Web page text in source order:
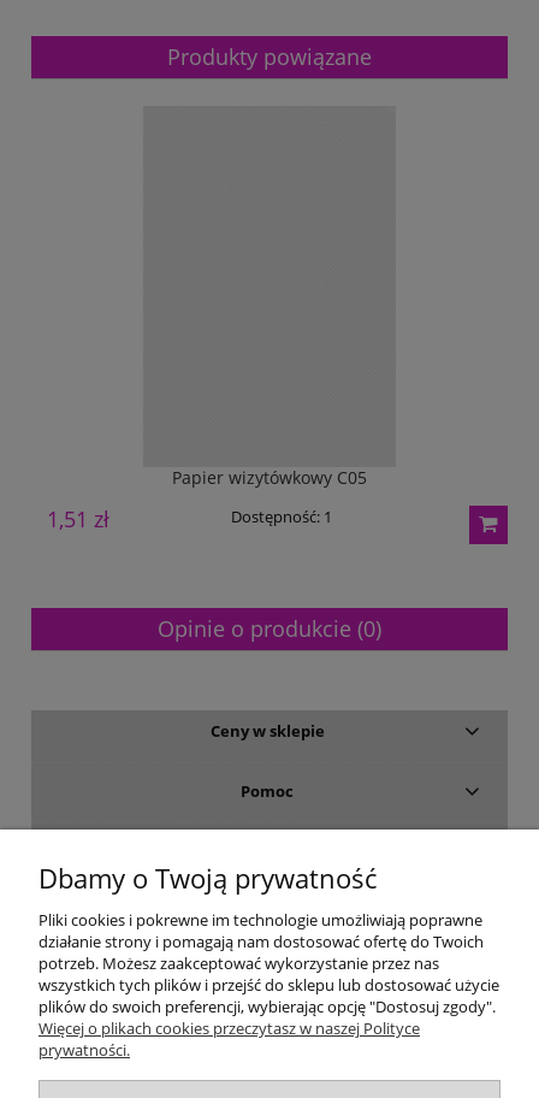
Produkty powiązane
Papier wizytówkowy C05
1,51 zł Dostępność: 1
Opinie o produkcie (0)
Ceny w sklepie
Pomoc
Moje konto
Gwarancja i zwroty
O firmie
Dbamy o Twoją prywatność
Pliki cookies i pokrewne im technologie umożliwiają poprawne
działanie strony i pomagają nam dostosować ofertę do Twoich
potrzeb. Możesz zaakceptować wykorzystanie przez nas
wszystkich tych plików i przejść do sklepu lub dostosować użycie
plików do swoich preferencji, wybierając opcję "Dostosuj zgody".
Więcej o plikach cookies przeczytasz w naszej Polityce
prywatności.